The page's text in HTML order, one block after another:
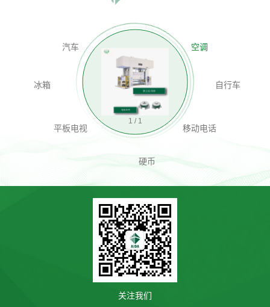
汽车 空调
自行车
移动电话
硬币
平板电视
冰箱
1 / 1
关注我们